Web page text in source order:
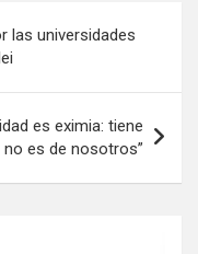
las universidades
es eximia: tiene
es de nosotros”